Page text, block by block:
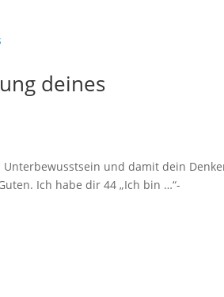
deines
und damit dein
Ich habe dir 44 „Ich bin …“-